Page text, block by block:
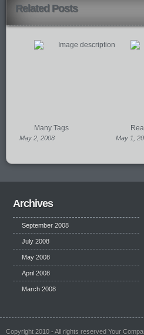
Related Posts
Many Tags
May 2, 2008 May 1,
Archives
September 2008
July 2008
May 2008
April 2008
March 2008
Copyright 2010 - All rights reserved Your